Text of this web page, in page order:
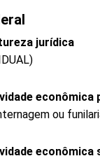
jurídica
econômica
ou
econômica